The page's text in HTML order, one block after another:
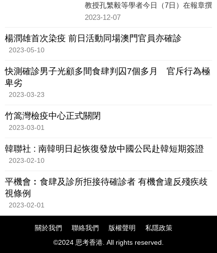
教授孔繁毅等學者今日（7日）在報章撰
文，就香港未來應對疫情提出建議，指
2023-12-07
楊潤雄首次染疫 前日活動同場澳門官員亦確診
2023-05-10
快測確診男子光顧多間食肆判囚7個多月 官斥行為極
卑劣
2023-03-23
竹篙灣檢疫中心正式關閉
2023-03-01
韓聯社 : 南韓明日起恢復發放中國公民赴韓短期簽證
2023-02-10
平機會︰食肆及診所拒接待確診者 有機會違反殘疾歧
視條例
2023-02-01
關於我們 聯絡我們 版權聲明
私隱政策
©2024 思考香港. All rights reserved.